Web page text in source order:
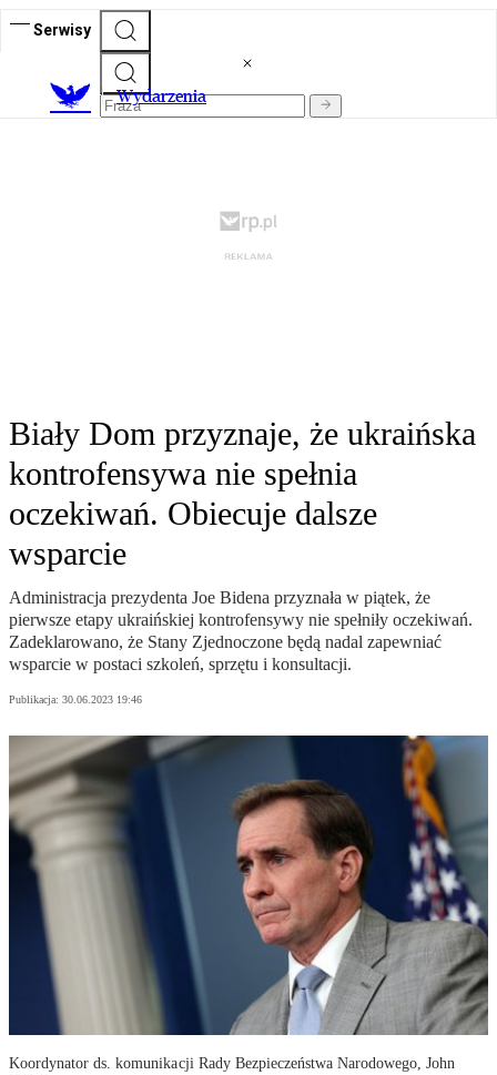
Serwisy
Wydarzenia
Biały Dom przyznaje, że ukraińska
kontrofensywa nie spełnia
oczekiwań. Obiecuje dalsze
wsparcie
Administracja prezydenta Joe Bidena przyznała w piątek, że
pierwsze etapy ukraińskiej kontrofensywy nie spełniły oczekiwań.
Zadeklarowano, że Stany Zjednoczone będą nadal zapewniać
wsparcie w postaci szkoleń, sprzętu i konsultacji.
Publikacja: 30.06.2023 19:46
Koordynator ds. komunikacji Rady Bezpieczeństwa Narodowego, John